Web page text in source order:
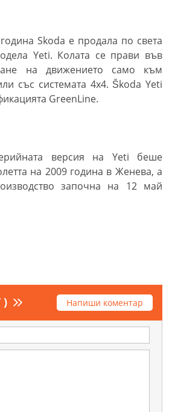
Skoda е продала по света
Yeti. Колата се прави във
на движението само към
със системата 4х4. Škoda Yeti
GreenLine.
версия на Yeti беше
на 2009 година в Женева, а
започна на 12 май
) Напиши коментар